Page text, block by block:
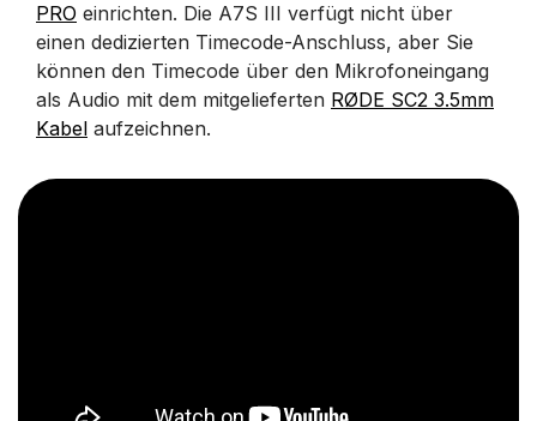
PRO einrichten. Die A7S III verfügt nicht über
einen dedizierten Timecode-Anschluss, aber Sie
können den Timecode über den Mikrofoneingang
als Audio mit dem mitgelieferten RØDE SC2 3.5mm
Kabel aufzeichnen.